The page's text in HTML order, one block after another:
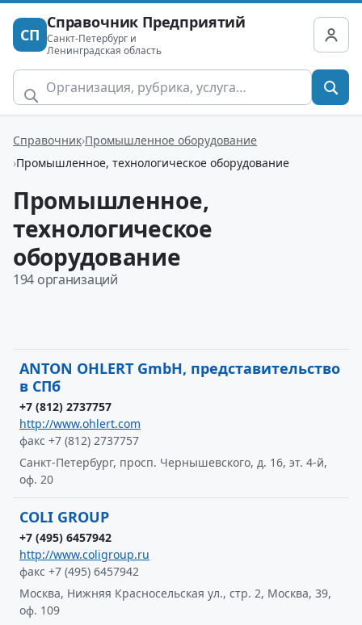
СП
Справочник Предприятий
Санкт-Петербург и
Ленинградская область
Справочник Промышленное оборудование
Промышленное, технологическое оборудование
Промышленное,
технологическое
оборудование
194 организаций
ANTON OHLERT GmbH, представительство
в СПб
+7 (812) 2737757
http://www.ohlert.com
факс +7 (812) 2737757
Санкт-Петербург, просп. Чернышевского, д. 16, эт. 4-й,
оф. 20
COLI GROUP
+7 (495) 6457942
http://www.coligroup.ru
факс +7 (495) 6457942
Москва, Нижняя Красносельская ул., стр. 2, Москва, 39,
оф. 109